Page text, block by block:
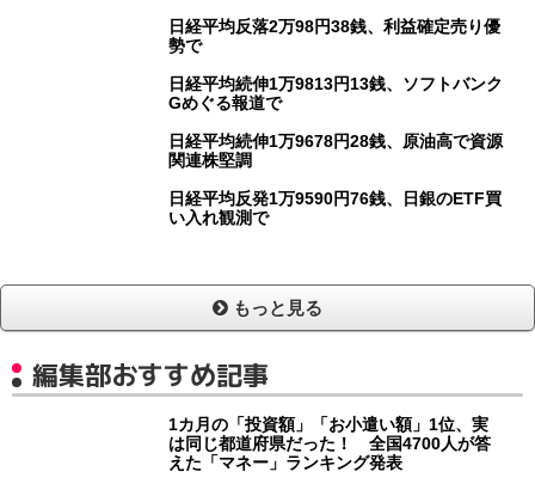
日経平均反落2万98円38銭、利益確定売り優
勢で
日経平均続伸1万9813円13銭、ソフトバンク
Gめぐる報道で
日経平均続伸1万9678円28銭、原油高で資源
関連株堅調
日経平均反発1万9590円76銭、日銀のETF買
い入れ観測で
もっと見る
編集部おすすめ記事
1カ月の「投資額」「お小遣い額」1位、実
は同じ都道府県だった！ 全国4700人が答
えた「マネー」ランキング発表